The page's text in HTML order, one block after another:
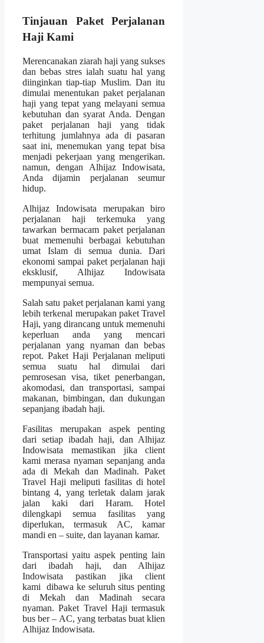
Tinjauan Paket Perjalanan
Haji Kami
Merencanakan ziarah haji yang sukses
dan bebas stres ialah suatu hal yang
diinginkan tiap-tiap Muslim. Dan itu
dimulai menentukan paket perjalanan
haji yang tepat yang melayani semua
kebutuhan dan syarat Anda. Dengan
paket perjalanan haji yang tidak
terhitung jumlahnya ada di pasaran
saat ini, menemukan yang tepat bisa
menjadi pekerjaan yang mengerikan.
namun, dengan Alhijaz Indowisata,
Anda dijamin perjalanan seumur
hidup.
Alhijaz Indowisata merupakan biro
perjalanan haji terkemuka yang
tawarkan bermacam paket perjalanan
buat memenuhi berbagai kebutuhan
umat Islam di semua dunia. Dari
ekonomi sampai paket perjalanan haji
eksklusif, Alhijaz Indowisata
mempunyai semua.
Salah satu paket perjalanan kami yang
lebih terkenal merupakan paket Travel
Haji, yang dirancang untuk memenuhi
keperluan anda yang mencari
perjalanan yang nyaman dan bebas
repot. Paket Haji Perjalanan meliputi
semua suatu hal dimulai dari
pemrosesan visa, tiket penerbangan,
akomodasi, dan transportasi, sampai
makanan, bimbingan, dan dukungan
sepanjang ibadah haji.
Fasilitas merupakan aspek penting
dari setiap ibadah haji, dan Alhijaz
Indowisata memastikan jika client
kami merasa nyaman sepanjang anda
ada di Mekah dan Madinah. Paket
Travel Haji meliputi fasilitas di hotel
bintang 4, yang terletak dalam jarak
jalan kaki dari Haram. Hotel
dilengkapi semua fasilitas yang
diperlukan, termasuk AC, kamar
mandi en – suite, dan layanan kamar.
Transportasi yaitu aspek penting lain
dari ibadah haji, dan Alhijaz
Indowisata pastikan jika client
kami dibawa ke seluruh situs penting
di Mekah dan Madinah secara
nyaman. Paket Travel Haji termasuk
bus ber – AC, yang terbatas buat klien
Alhijaz Indowisata.